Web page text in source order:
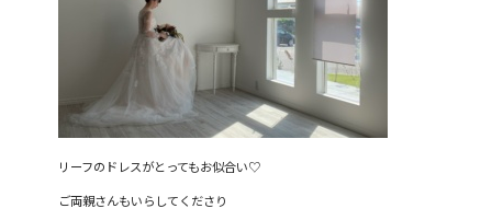
リーフのドレスがとってもお似合い♡
ご両親さんもいらしてくださり